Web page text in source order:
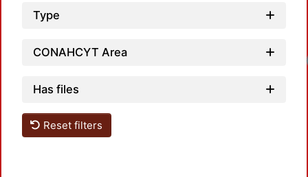
Type
CONAHCYT Area
Has files
Reset filters